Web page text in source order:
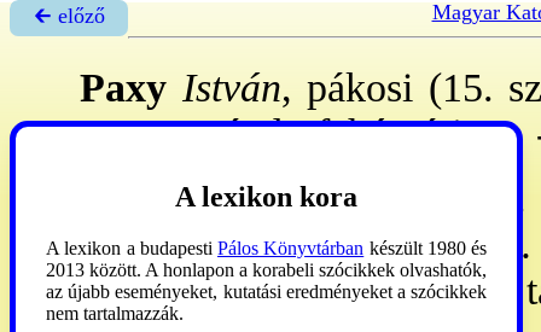
🡰 előző Magyar
Paxy István, pákosi (15.
IV. 30: nándorfehérvári
Gams1873:396. (9.) (s.v.
István, Péter fia) -
marosontúli csanádi főesp.
A lexikon kora
A lexikon a budapesti Pálos Könyvtárban készült 1980 és
2013 között. A honlapon a korabeli szócikkek olvashatók,
az újabb eseményeket, kutatási eredményeket a szócikkek
nem tartalmazzák.